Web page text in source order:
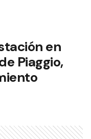
en
Piaggio,